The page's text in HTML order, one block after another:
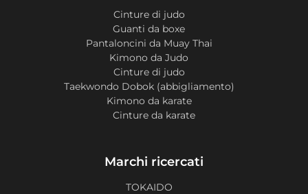
Cinture di judo
Guanti da boxe
Pantaloncini da Muay Thai
Kimono da Judo
Cinture di judo
Taekwondo Dobok (abbigliamento)
Kimono da karate
Cinture da karate
Marchi ricercati
TOKAIDO